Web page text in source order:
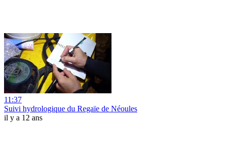
11:37
Suivi hydrologique du Regaïe de Néoules
il y a 12 ans